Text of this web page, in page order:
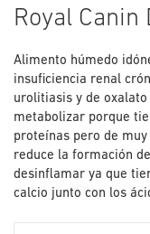
Royal Canin
Alimento húmedo
insuficiencia renal
urolitiasis y de
metabolizar porque
proteínas pero de
reduce la formación
desinflamar ya que
calcio junto con los